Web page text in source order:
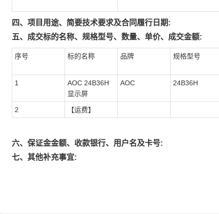
四、项目用途、简要技术要求及合同履行日期:
五、成交标的名称、规格型号、数量、单价、成交金额:
序号 标的名称 品牌 规格型号
1
AOC 24B36H
显示屏
AOC 24B36H
2 【运费】
六、保证金金额、收款银行、用户名及卡号:
七、其他补充事宜: